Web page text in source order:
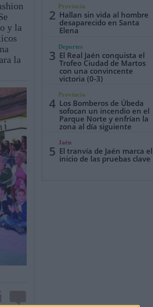
y la
la
2
Provincia
Hallan sin vida al hombre
desaparecido en Santa
Elena
3
Deportes
El Real Jaén conquista el
Trofeo Ciudad de Martos
con una convincente
victoria (0-3)
4
Provincia
Los Bomberos de Úbeda
sofocan un incendio en el
Parque Norte y enfrían la
zona al día siguiente
5
Jaén
El tranvía de Jaén marca el
inicio de las pruebas clave